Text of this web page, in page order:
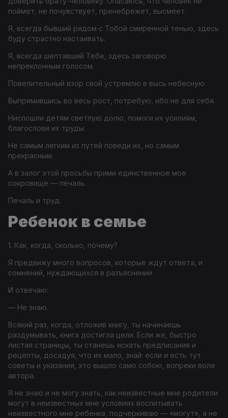
поймет, не почувствует, пренебрежет, высмеет.
Я, всегда бывший рядом с Тобой смиренной тенью, здесь
буду страстно настаивать.
Я, всегда шептавший Тебе, здесь заговорю
непреклонным голосом.
Повелительный взор свой устремлю в высь небесную.
Выпрямившись во весь рост, потребую, ибо не для себя.
Ниспошли детям светлую долю, помоги их усилиям,
благослови их труды.
Не самым легким из путей поведи их, но самым
прекрасным.
А в залог этой просьбы прими единственное мое
сокровище — печаль.
Печаль и труд.
Ребенок в семье
1. Как, когда, сколько, почему?
Я предвижу много вопросов, которые ждут ответа, и
сомнений, нуждающихся в разъяснении.
И отвечаю:
— Не знаю.
Всякий раз, когда, отложив книгу, ты начинаешь
раздумывать, книга достигла цели. Если же, быстро
листая страницы, ты станешь искать предписания и
рецепты, досадуя, что их мало, знай: если и есть тут
советы и указания, это вышло само собою, вопреки воле
автора.
Я не знаю и не могу знать, как неизвестные мне родители
могут в неизвестных мне условиях воспитывать
неизвестного мне ребенка, подчеркиваю — «могут», а не